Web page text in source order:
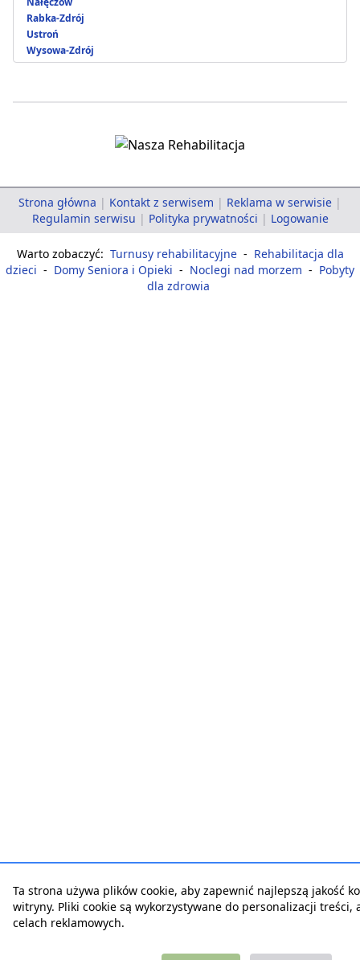
Rabka-Zdrój
Ustroń
Wysowa-Zdrój
Strona główna | Kontakt z serwisem | Reklama w serwisie |
Regulamin serwisu | Polityka prywatności | Logowanie
Warto zobaczyć: Turnusy rehabilitacyjne - Rehabilitacja dla
dzieci - Domy Seniora i Opieki - Noclegi nad morzem - Pobyty
dla zdrowia
Ta strona używa plików cookie, aby zapewnić najlepszą jakość
witryny. Pliki cookie są wykorzystywane do personalizacji treści,
celach reklamowych.